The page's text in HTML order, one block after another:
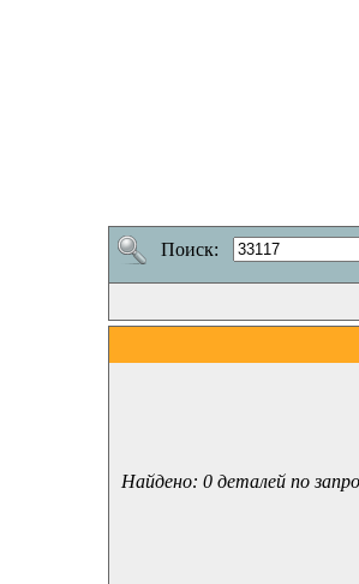
Поиск:
Найдено: 0 деталей по